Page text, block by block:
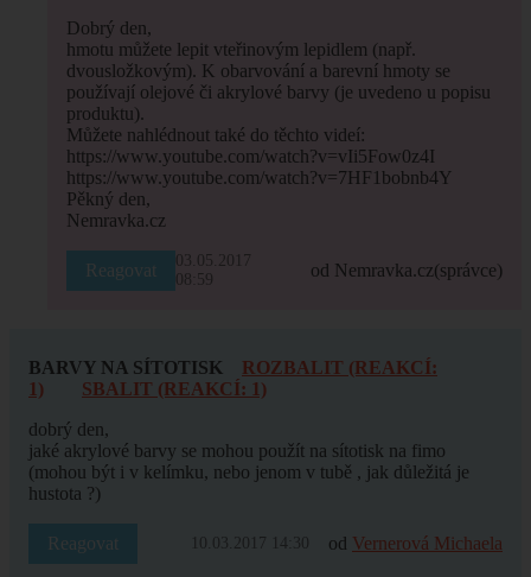
Dobrý den,
hmotu můžete lepit vteřinovým lepidlem (např.
dvousložkovým). K obarvování a barevní hmoty se
používají olejové či akrylové barvy (je uvedeno u popisu
produktu).
Můžete nahlédnout také do těchto videí:
https://www.youtube.com/watch?v=vIi5Fow0z4I
https://www.youtube.com/watch?v=7HF1bobnb4Y
Pěkný den,
Nemravka.cz
Reagovat
03.05.2017
08:59
od Nemravka.cz(správce)
BARVY NA SÍTOTISK
ROZBALIT (REAKCÍ:
1)
SBALIT (REAKCÍ: 1)
dobrý den,
jaké akrylové barvy se mohou použít na sítotisk na fimo
(mohou být i v kelímku, nebo jenom v tubě , jak důležitá je
hustota ?)
Reagovat 10.03.2017 14:30 od Vernerová Michaela